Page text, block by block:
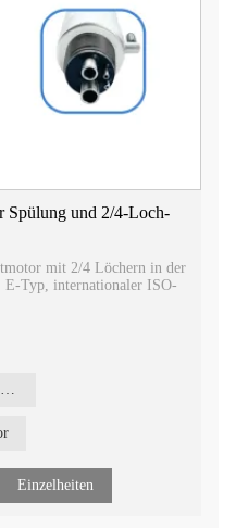
Spülung und 2/4-Loch-
mit 2/4 Löchern in der
E-Typ, internationaler ISO-
Einzelheiten